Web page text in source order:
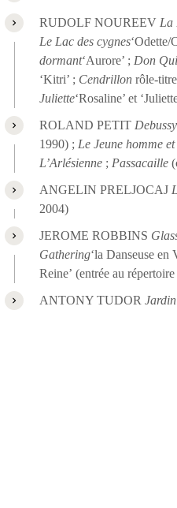
RUDOLF NOUREEV La
Le Lac des cygnes‘Odette/
dormant‘Aurore’ ; Don
‘Kitri’ ; Cendrillon rôle-
Juliette‘Rosaline’ et
ROLAND PETIT
1990) ; Le Jeune homme
L’Arlésienne ; Passacaille
ANGELIN PRELJOCAJ
2004)
JEROME ROBBINS
Gathering‘la Danseuse en
Reine’ (entrée au
ANTONY TUDOR